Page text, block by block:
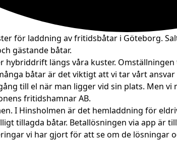
för laddning av fritidsbåtar i Göteborg.
gästande båtar.
hybriddrift längs våra kuster.
båtar är det viktigt att vi tar vårt
till el när man ligger vid sin plats. Men
fritidshamnar AB.
I Hinsholmen är det hemladdning för
tillagda båtar. Betallösningen via app är
vi har gjort för att se om de